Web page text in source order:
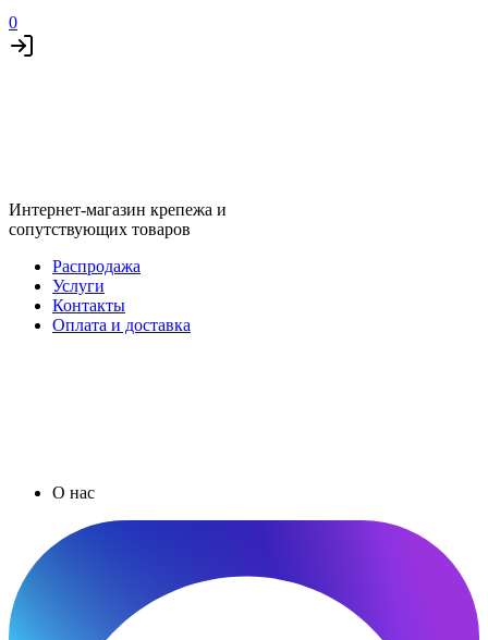
0
Интернет-магазин крепежа и
сопутствующих товаров
Распродажа
Услуги
Контакты
Оплата и доставка
О нас